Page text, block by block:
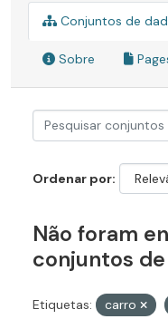
Conjuntos de
Sobre
Ordenar por
Não foram
conjuntos
Etiquetas: carro